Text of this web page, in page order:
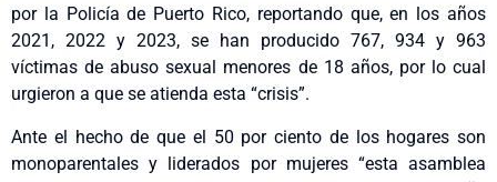
por la Policía de Puerto Rico, reportando que, en los años
2021, 2022 y 2023, se han producido 767, 934 y 963
víctimas de abuso sexual menores de 18 años, por lo cual
urgieron a que se atienda esta “crisis”.
Ante el hecho de que el 50 por ciento de los hogares son
monoparentales y liderados por mujeres “esta asamblea